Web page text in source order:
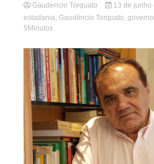
Gaudencio Torquato 13 de junho
estadania, Gaudêncio Torquato,
5Minutos